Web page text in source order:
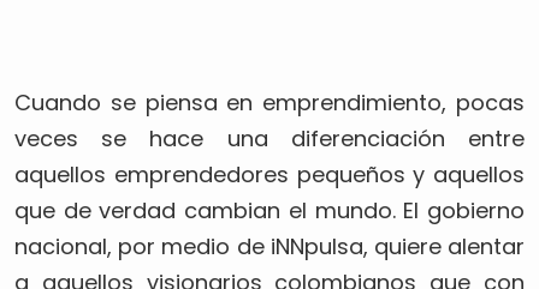
Cuando se piensa en emprendimiento, pocas
veces se hace una diferenciación entre
aquellos emprendedores pequeños y aquellos
que de verdad cambian el mundo. El gobierno
nacional, por medio de iNNpulsa, quiere alentar
a aquellos visionarios colombianos que con